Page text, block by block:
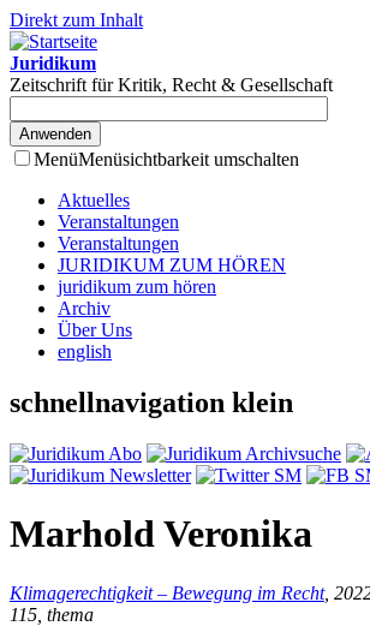
Direkt zum Inhalt
Juridikum
Zeitschrift für Kritik, Recht & Gesellschaft
MenüMenüsichtbarkeit umschalten
Aktuelles
Veranstaltungen
Veranstaltungen
JURIDIKUM ZUM HÖREN
juridikum zum hören
Archiv
Über Uns
english
schnellnavigation klein
Marhold Veronika
Klimagerechtigkeit – Bewegung im Recht,
115, thema